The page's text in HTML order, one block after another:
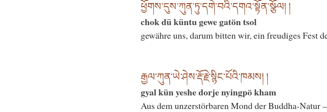
ཕྱོགས་དུས་ཀུན་ཏུ་དགེ་བའི་དགའ་སྟོན་སྩོལ། །
chok dü küntu gewe gatön tsol
gewähre uns, darum bitten wir, ein freudiges Fest
རྒྱལ་ཀུན་ཡེ་ཤེས་རྡོ་རྗེ་སྙིང་པོའི་ཁམས། །
gyal kün yeshe dorje nyingpö kham
Aus dem unzerstörbaren Mond der Buddha-Natur